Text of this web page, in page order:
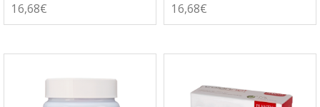
16,68€ 16,68€